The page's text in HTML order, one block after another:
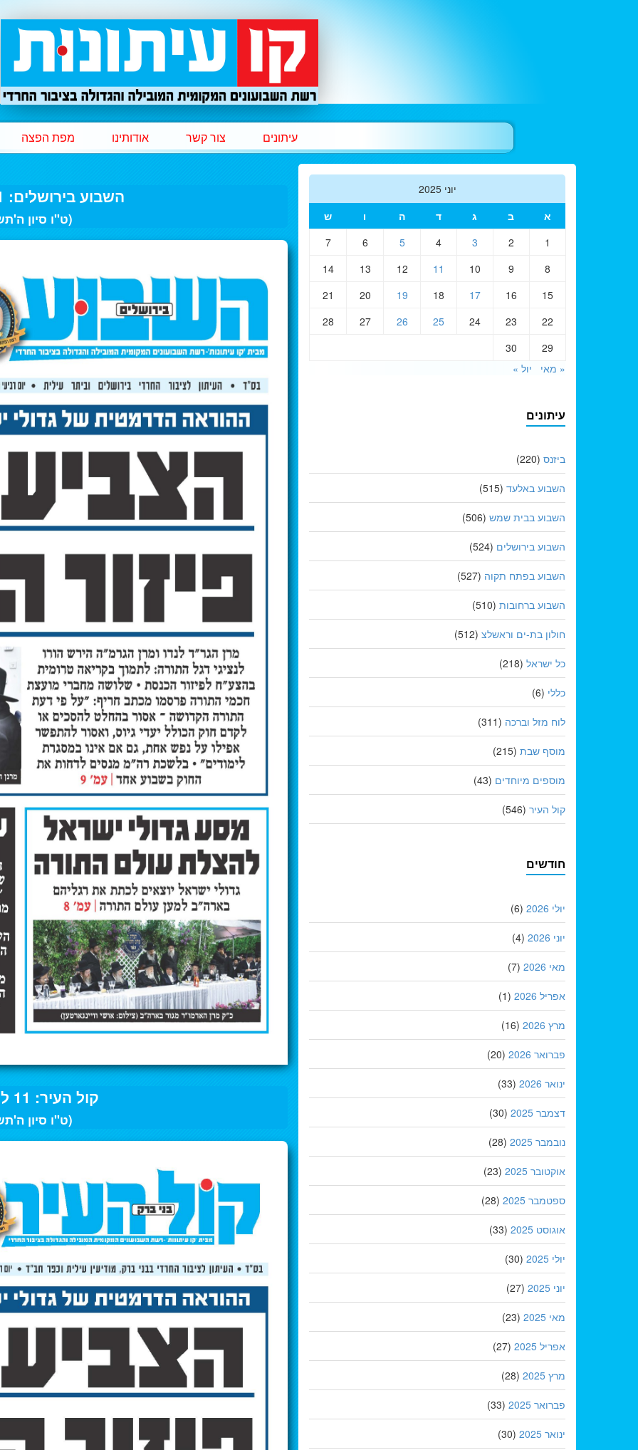
מפת הפצה אודותינו צור קשר עיתונים
השבוע בירושלים: 11 ליוני 2025
(ט"ו סיון
קול העיר: 11 ליוני 2025
(ט"ו סיון
יוני 2025
א
ב ג ד ה ו
ש
1
2
3
4
5
6
7
8
9
10
11
12
13
14
15
16
17
18
19
20
21
22
23
24
25
26
27
28
29
30
« מאי
יול »
עיתונים
ביזנס (220)
השבוע באלעד (515)
השבוע בבית שמש (506)
השבוע בירושלים (524)
השבוע בפתח תקוה (527)
השבוע ברחובות (510)
חולון בת-ים וראשלצ (512)
כל ישראל (218)
כללי (6)
לוח מזל וברכה (311)
מוסף שבת (215)
מוספים מיוחדים (43)
קול העיר (546)
חודשים
יולי 2026 (6)
יוני 2026 (4)
מאי 2026 (7)
אפריל 2026 (1)
מרץ 2026 (16)
פברואר 2026 (20)
ינואר 2026 (33)
דצמבר 2025 (30)
נובמבר 2025 (28)
אוקטובר 2025 (23)
ספטמבר 2025 (28)
אוגוסט 2025 (33)
יולי 2025 (30)
יוני 2025 (27)
מאי 2025 (23)
אפריל 2025 (27)
מרץ 2025 (28)
פברואר 2025 (33)
ינואר 2025 (30)